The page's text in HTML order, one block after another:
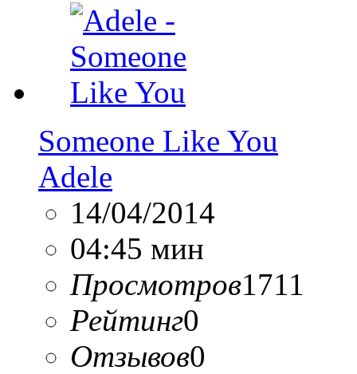
Someone Like You
Adele
14/04/2014
04:45 мин
Просмотров1711
Рейтинг0
Отзывов0